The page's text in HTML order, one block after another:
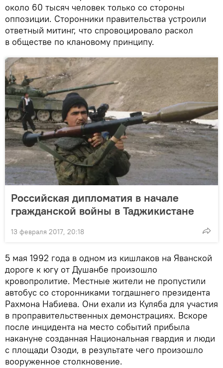
около 60 тысяч человек только со стороны
оппозиции. Сторонники правительства устроили
ответный митинг, что спровоцировало раскол
в обществе по клановому принципу.
Российская дипломатия в начале
гражданской войны в Таджикистане
13 февраля 2017, 20:18
5 мая 1992 года в одном из кишлаков на Яванской
дороге к югу от Душанбе произошло
кровопролитие. Местные жители не пропустили
автобус со сторонниками тогдашнего президента
Рахмона Набиева. Они ехали из Куляба для участия
в проправительственных демонстрациях. Вскоре
после инцидента на место событий прибыла
накануне созданная Национальная гвардия и люди
с площади Озоди, в результате чего произошло
вооруженное столкновение.